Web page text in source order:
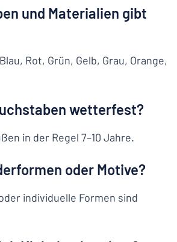
und Materialien gibt
Rot, Grün, Gelb, Grau, Orange,
wetterfest?
in der Regel 7–10 Jahre.
oder Motive?
individuelle Formen sind